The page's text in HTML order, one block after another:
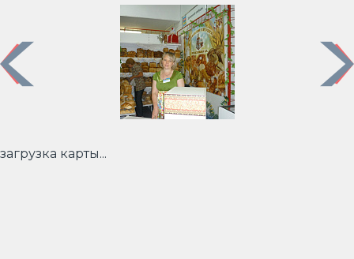
Previous
загрузка карты...